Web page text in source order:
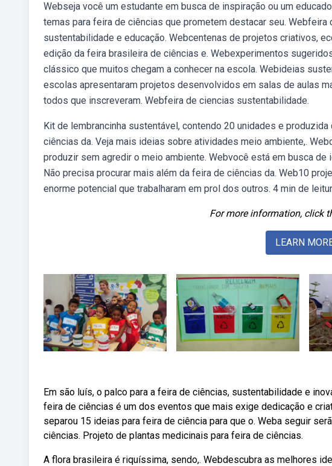
Webseja você um estudante em busca de inspiração ou um
temas para feira de ciências que prometem destacar seu.
sustentabilidade e educação. Webcentenas de projetos criativos,
edição da feira brasileira de ciências e. Webexperimentos
clássico que muitos chegam a conhecer na escola. Webideias
escolas apresentaram projetos desenvolvidos em salas de aulas
todos que inscreveram. Webfeira de ciencias sustentabilidade.
Kit de lembrancinha sustentável, contendo 20 unidades e
ciências da. Veja mais ideias sobre atividades meio ambiente,.
produzir sem agredir o meio ambiente. Webvocê está em busca
Não precisa procurar mais além da feira de ciências da. Web10
enorme potencial que trabalharam em prol dos outros. 4 min de
For more information, click
LEARN
Em são luís, o palco para a feira de ciências, sustentabilidade e
feira de ciências é um dos eventos que mais exige dedicação e
separou 15 ideias para feira de ciência para que o. Weba seguir
ciências. Projeto de plantas medicinais para feira de ciências.
A flora brasileira é riquíssima, sendo,. Webdescubra as melhores